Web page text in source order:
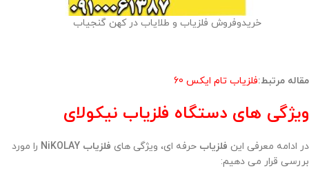
خریدوفروش فلزیاب و طلایاب در کهن گنجیاب
مقاله مرتبط:فلزیاب تام ایکس 60
ویژگی های دستگاه فلزیاب نیکولای
در ادامه معرفی این فلزیاب حرفه ای، ویژگی های فلزیاب NiKOLAY
را مورد
بررسی قرار می دهیم: